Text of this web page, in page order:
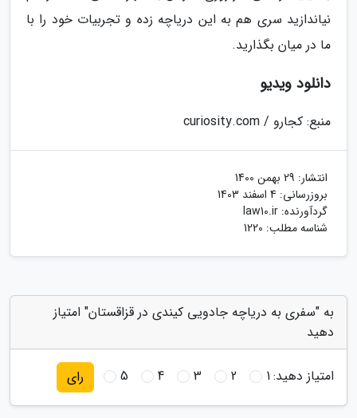
نیاندازید سری هم به این دریاچه زده و تجربیات خود را با
ما در میان بگذارید.
دانلود ویدیو
منبع: کجارو / curiosity.com
انتشار: 29 بهمن 1400
بروزرسانی: 4 اسفند 1403
گردآورنده: law10.ir
شناسه مطلب: 1220
به "سفری به دریاچه جادویی کیندی در قزاقستان" امتیاز
دهید
امتیاز دهید:1
2
3
4
5 رای